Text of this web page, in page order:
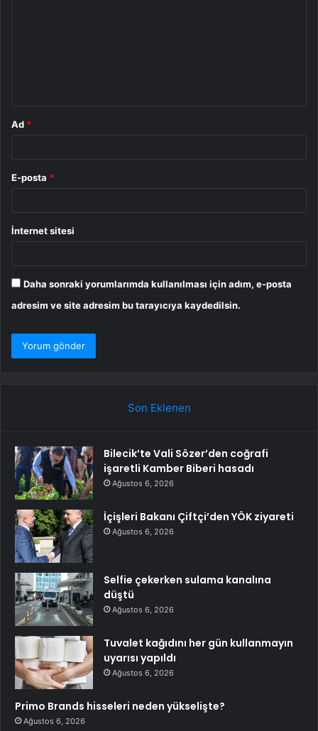
Ad *
E-posta *
İnternet sitesi
Daha sonraki yorumlarımda kullanılması için adım, e-posta
adresim ve site adresim bu tarayıcıya kaydedilsin.
Son Eklenen
Bilecik’te Vali Sözer’den coğrafi
işaretli Kamber Biberi hasadı
Ağustos 6, 2026
İçişleri Bakanı Çiftçi’den YÖK ziyareti
Ağustos 6, 2026
Selfie çekerken sulama kanalına
düştü
Ağustos 6, 2026
Tuvalet kağıdını her gün kullanmayın
uyarısı yapıldı
Ağustos 6, 2026
Primo Brands hisseleri neden yükselişte?
Ağustos 6, 2026